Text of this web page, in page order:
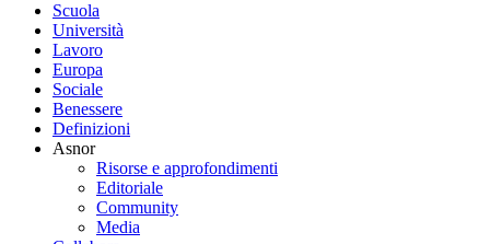
Scuola
Università
Lavoro
Europa
Sociale
Benessere
Definizioni
Asnor
Risorse e approfondimenti
Editoriale
Community
Media